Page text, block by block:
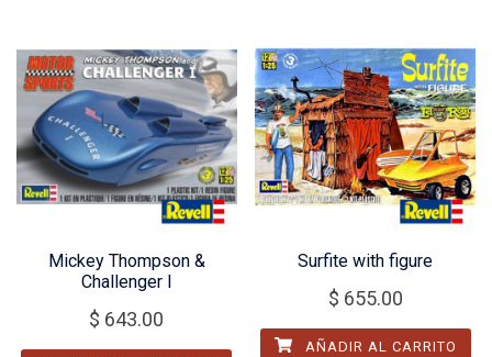
Mickey Thompson &
Challenger I
$ 643.00
Surfite with figure
$ 655.00
AÑADIR AL CARRITO